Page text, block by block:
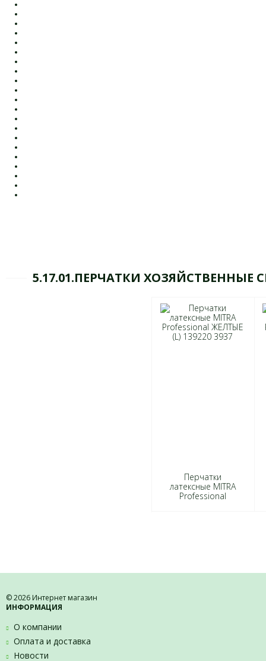
5.17.01.ПЕРЧАТКИ ХОЗЯЙСТВЕННЫЕ
Перчатки
латексные MITRA
Professional
© 2026 Интернет магазин
ИНФОРМАЦИЯ
О компании
Оплата и доставка
Новости